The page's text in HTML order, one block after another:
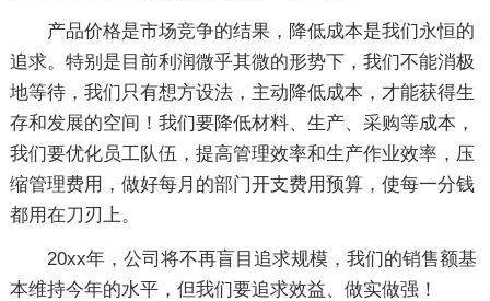
产品价格是市场竞争的结果，降低成本是我们永恒的
追求。特别是目前利润微乎其微的形势下，我们不能消极
地等待，我们只有想方设法，主动降低成本，才能获得生
存和发展的空间！我们要降低材料、生产、采购等成本，
我们要优化员工队伍，提高管理效率和生产作业效率，压
缩管理费用，做好每月的部门开支费用预算，使每一分钱
都用在刀刃上。
20xx年，公司将不再盲目追求规模，我们的销售额基
本维持今年的水平，但我们要追求效益、做实做强！